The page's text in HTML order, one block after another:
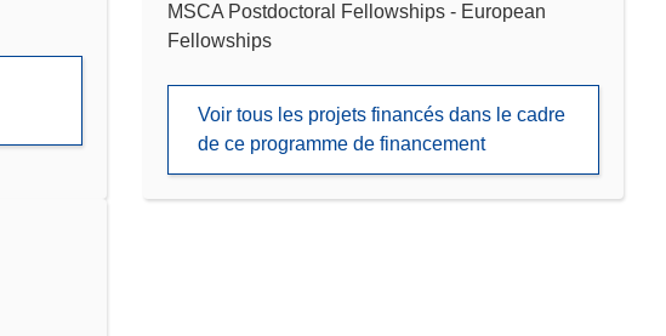
MSCA Postdoctoral Fellowships - European
Fellowships
Voir tous les projets financés dans le cadre
de ce programme de financement